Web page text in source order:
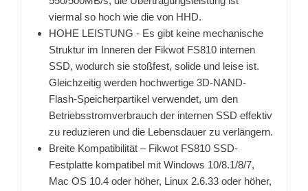
viermal so hoch wie die von HHD.
HOHE LEISTUNG - Es gibt keine mechanische
Struktur im Inneren der Fikwot FS810 internen
SSD, wodurch sie stoßfest, solide und leise ist.
Gleichzeitig werden hochwertige 3D-NAND-
Flash-Speicherpartikel verwendet, um den
Betriebsstromverbrauch der internen SSD effektiv
zu reduzieren und die Lebensdauer zu verlängern.
Breite Kompatibilität – Fikwot FS810 SSD-
Festplatte kompatibel mit Windows 10/8.1/8/7,
Mac OS 10.4 oder höher, Linux 2.6.33 oder höher,